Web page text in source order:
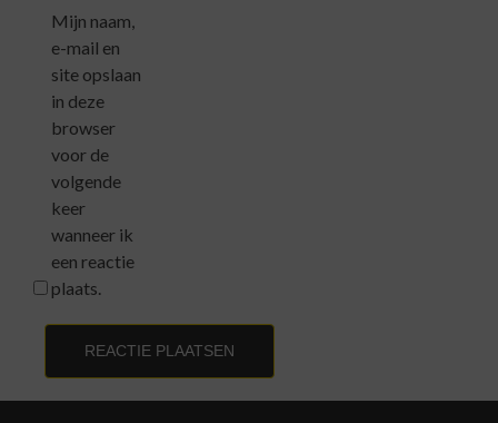
Mijn naam,
e-mail en
site opslaan
in deze
browser
voor de
volgende
keer
wanneer ik
een reactie
plaats.